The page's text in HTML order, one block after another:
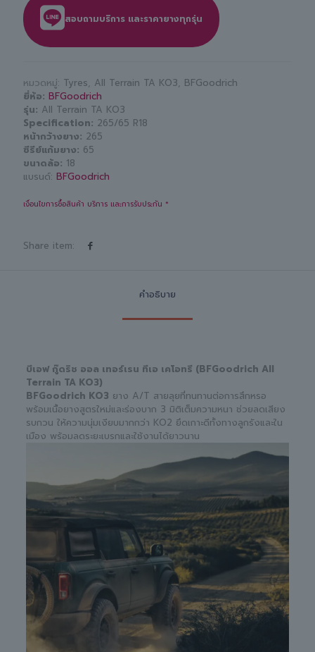
สอบถามบริการ และราคายางทุกรุ่น
หมวดหมู่: Tyres, All Terrain TA KO3, BFGoodrich
ยี่ห้อ BFGoodrich
รุ่น All Terrain TA KO3
Specification 265/65 R18
หน้ากว้างยาง 265
ซีรีย์แก้มยาง 65
ขนาดล้อ 18
แบรนด์: BFGoodrich
เงื่อนไขการซื้อสินค้า บริการ และการรับประกัน *
Share item:
คำอธิบาย
บีเอฟ กู๊ดริช ออล เทอร์เรน ทีเอ เคโอทรี (BFGoodrich All
Terrain TA KO3)
BFGoodrich KO3 ยาง A/T สายลุยที่ทนทานต่อการสึกหรอ
พร้อมเนื้อยางสูตรใหม่และร่องบาก 3 มิติเต็มความหนา ช่วยลดเสียง
รบกวน ให้ความนุ่มเงียบมากกว่า KO2 ยึดเกาะดีทั้งทางลูกรังและใน
เมือง พร้อมลดระยะเบรกและใช้งานได้ยาวนาน